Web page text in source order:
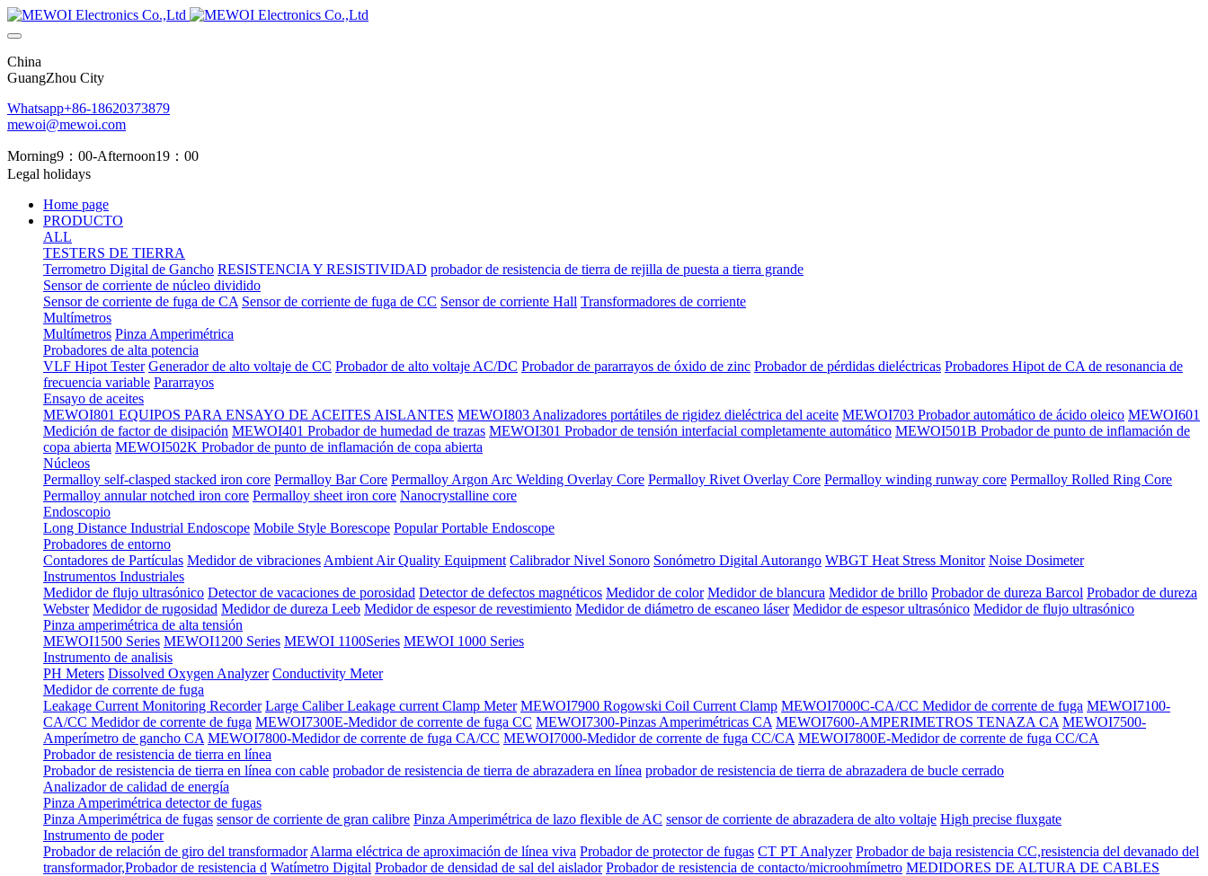
China
GuangZhou City
Whatsapp+86-18620373879
mewoi@mewoi.com
Morning9：00-Afternoon19：00
Legal holidays
Home page
PRODUCTO
ALL
TESTERS DE TIERRA
Terrometro Digital de Gancho RESISTENCIA Y RESISTIVIDAD probador de resistencia de tierra de rejilla de puesta a tierra grande
Sensor de corriente de núcleo dividido
Sensor de corriente de fuga de CA Sensor de corriente de fuga de CC Sensor de corriente Hall Transformadores de corriente
Multímetros
Multímetros Pinza Amperimétrica
Probadores de alta potencia
VLF Hipot Tester Generador de alto voltaje de CC Probador de alto voltaje AC/DC Probador de pararrayos de óxido de zinc Probador de pérdidas dieléctricas Probadores Hipot de CA de resonancia de
frecuencia variable Pararrayos
Ensayo de aceites
MEWOI801 EQUIPOS PARA ENSAYO DE ACEITES AISLANTES MEWOI803 Analizadores portátiles de rigidez dieléctrica del aceite MEWOI703 Probador automático de ácido oleico MEWOI601
Medición de factor de disipación MEWOI401 Probador de humedad de trazas MEWOI301 Probador de tensión interfacial completamente automático MEWOI501B Probador de punto de inflamación de
copa abierta MEWOI502K Probador de punto de inflamación de copa abierta
Núcleos
Permalloy self-clasped stacked iron core Permalloy Bar Core Permalloy Argon Arc Welding Overlay Core Permalloy Rivet Overlay Core Permalloy winding runway core Permalloy Rolled Ring Core
Permalloy annular notched iron core Permalloy sheet iron core Nanocrystalline core
Endoscopio
Long Distance Industrial Endoscope Mobile Style Borescope Popular Portable Endoscope
Probadores de entorno
Contadores de Partículas Medidor de vibraciones Ambient Air Quality Equipment Calibrador Nivel Sonoro Sonómetro Digital Autorango WBGT Heat Stress Monitor Noise Dosimeter
Instrumentos Industriales
Medidor de flujo ultrasónico Detector de vacaciones de porosidad Detector de defectos magnéticos Medidor de color Medidor de blancura Medidor de brillo Probador de dureza Barcol Probador de dureza
Webster Medidor de rugosidad Medidor de dureza Leeb Medidor de espesor de revestimiento Medidor de diámetro de escaneo láser Medidor de espesor ultrasónico Medidor de flujo ultrasónico
Pinza amperimétrica de alta tensión
MEWOI1500 Series MEWOI1200 Series MEWOI 1100Series MEWOI 1000 Series
Instrumento de analisis
PH Meters Dissolved Oxygen Analyzer Conductivity Meter
Medidor de corrente de fuga
Leakage Current Monitoring Recorder Large Caliber Leakage current Clamp Meter MEWOI7900 Rogowski Coil Current Clamp MEWOI7000C-CA/CC Medidor de corrente de fuga MEWOI7100-
CA/CC Medidor de corrente de fuga MEWOI7300E-Medidor de corrente de fuga CC MEWOI7300-Pinzas Amperimétricas CA MEWOI7600-AMPERIMETROS TENAZA CA MEWOI7500-
Amperímetro de gancho CA MEWOI7800-Medidor de corrente de fuga CA/CC MEWOI7000-Medidor de corrente de fuga CC/CA MEWOI7800E-Medidor de corrente de fuga CC/CA
Probador de resistencia de tierra en línea
Probador de resistencia de tierra en línea con cable probador de resistencia de tierra de abrazadera en línea probador de resistencia de tierra de abrazadera de bucle cerrado
Analizador de calidad de energía
Pinza Amperimétrica detector de fugas
Pinza Amperimétrica de fugas sensor de corriente de gran calibre Pinza Amperimétrica de lazo flexible de AC sensor de corriente de abrazadera de alto voltaje High precise fluxgate
Instrumento de poder
Probador de relación de giro del transformador Alarma eléctrica de aproximación de línea viva Probador de protector de fugas CT PT Analyzer Probador de baja resistencia CC,resistencia del devanado del
transformador,Probador de resistencia d Watímetro Digital Probador de densidad de sal del aislador Probador de resistencia de contacto/microohmímetro MEDIDORES DE ALTURA DE CABLES